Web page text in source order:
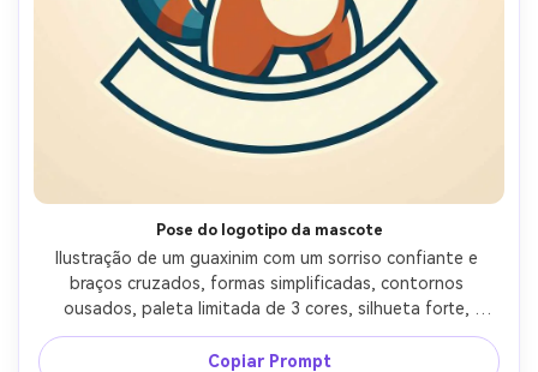
Pose do logotipo da mascote
Ilustração de um guaxinim com um sorriso confiante e
braços cruzados, formas simplificadas, contornos
ousados, paleta limitada de 3 cores, silhueta forte,
acabamento vetorial limpo, composição centrada com
espaço para texto, design de personagem pronto para
Copiar Prompt